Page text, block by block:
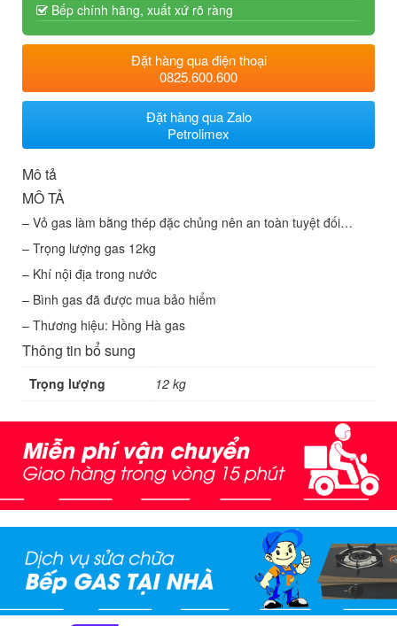
Bếp chính hãng, xuất xứ rõ ràng
Đặt hàng qua điện thoại
0825.600.600
Đặt hàng qua Zalo
Petrolimex
Mô tả
MÔ TẢ
– Vỏ gas làm bằng thép đặc chủng nên an toàn tuyệt đối…
– Trọng lượng gas 12kg
– Khí nội địa trong nước
– Bình gas đã được mua bảo hiểm
– Thương hiệu: Hồng Hà gas
Thông tin bổ sung
Trọng lượng 12 kg